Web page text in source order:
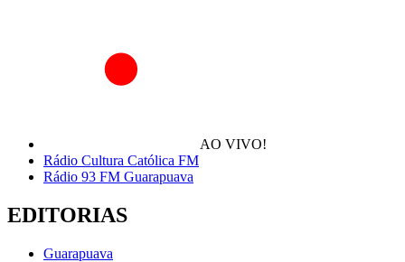
AO VIVO!
Rádio Cultura Católica FM
Rádio 93 FM Guarapuava
EDITORIAS
Guarapuava